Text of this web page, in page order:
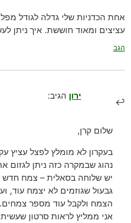
עציצים ומאוד חוששת. איך ניתן
הגב
ירון הגיב:
שלום קרן,
בעקרון לא מומלץ לפצל עציץ
נהוג שבמקרה כזה ניתן לגזום
יש שלוחה בסאלית – צמח חדש
גבעול שגוזמים לא יצמח עוד,
הצמח ולקבל עוד מספר צמחים.
אני ממליץ לראות סרטון